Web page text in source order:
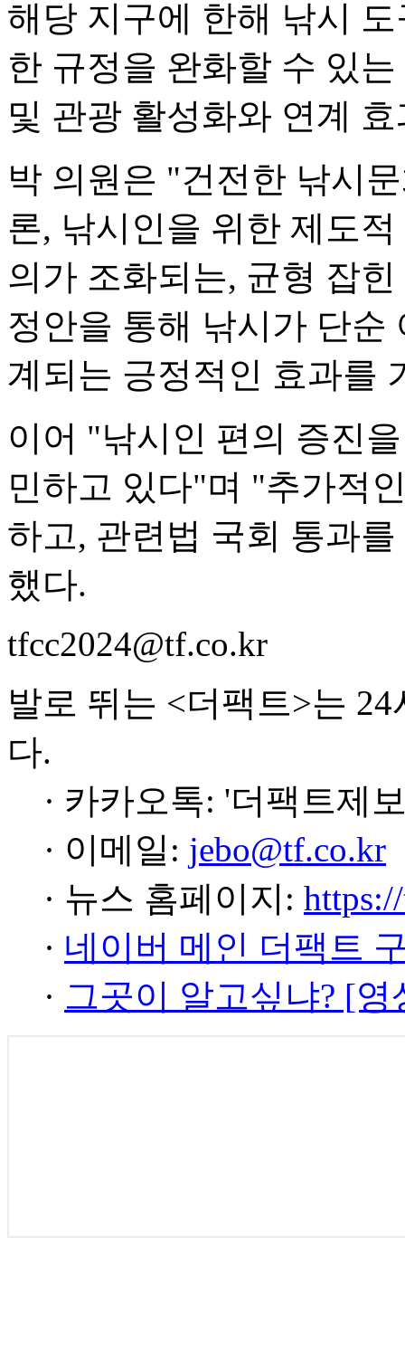
해당 지구에 한해 낚시
한 규정을 완화할 수 있
및 관광 활성화와 연계
박 의원은 "건전한 낚시
론, 낚시인을 위한 제도
의가 조화되는, 균형 잡
정안을 통해 낚시가 단순
계되는 긍정적인 효과를
이어 "낚시인 편의 증진
민하고 있다"며 "추가적
하고, 관련법 국회 통과
했다.
tfcc2024@tf.co.kr
발로 뛰는 <더팩트>는
다.
· 카카오톡: '더팩트제
· 이메일: jebo@tf.co.kr
· 뉴스 홈페이지:
· 네이버 메인 더팩트
· 그곳이 알고싶냐? [